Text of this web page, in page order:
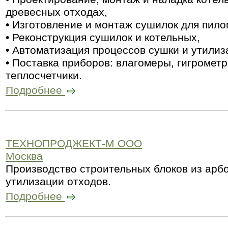
древесных отходах,
• Изготовление и монтаж сушилок для
• Реконструкция сушилок и котельных,
• Автоматизация процессов сушки и
• Поставка приборов: влагомеры,
теплосчетчики.
Подробнее
ТЕХНОПРОДЖЕКТ-М ООО
Москва
Производство строительных блоков из
утилизации отходов.
Подробнее